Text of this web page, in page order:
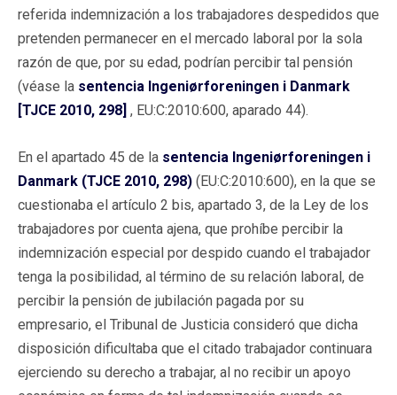
referida indemnización a los trabajadores despedidos que
pretenden permanecer en el mercado laboral por la sola
razón de que, por su edad, podrían percibir tal pensión
(véase la sentencia Ingeniørforeningen i Danmark
[TJCE 2010, 298] , EU:C:2010:600, aparado 44).
En el apartado 45 de la sentencia Ingeniørforeningen i
Danmark (TJCE 2010, 298) (EU:C:2010:600), en la que se
cuestionaba el artículo 2 bis, apartado 3, de la Ley de los
trabajadores por cuenta ajena, que prohíbe percibir la
indemnización especial por despido cuando el trabajador
tenga la posibilidad, al término de su relación laboral, de
percibir la pensión de jubilación pagada por su
empresario, el Tribunal de Justicia consideró que dicha
disposición dificultaba que el citado trabajador continuara
ejerciendo su derecho a trabajar, al no recibir un apoyo